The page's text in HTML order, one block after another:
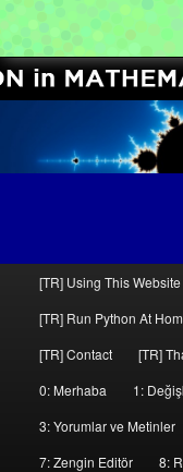
Birincil
içeriğe
geç
İkincil
içeriğe
geç
[TR] Using This Website
[TR] Run Python At
[TR] Contact
[TR]
0: Merhaba 1:
3: Yorumlar ve Metinler
7: Zengin Editör
8: